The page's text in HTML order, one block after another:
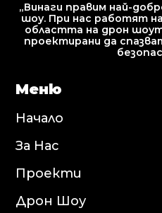
„Винаги правим най-
шоу. При нас работят
областта на дрон
проектирани да
Меню
Начало
За Нас
Проекти
Дрон Шоу